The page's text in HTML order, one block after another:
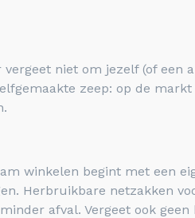
niet om jezelf (of een
zeep: op de
winkelen begint met een
Herbruikbare netzakken
afval. Vergeet ook geen